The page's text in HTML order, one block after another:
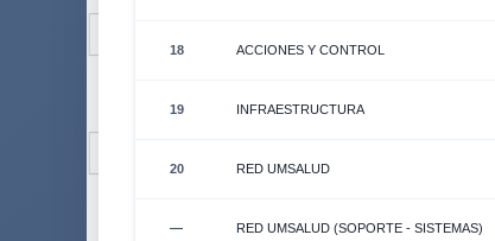
18 ACCIONES Y CONTROL
19 INFRAESTRUCTURA
20 RED UMSALUD
— RED UMSALUD (SOPORTE - SISTEMAS)